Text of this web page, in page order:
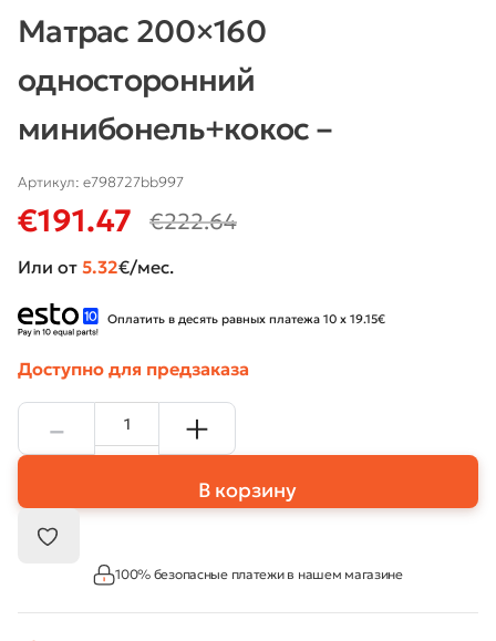
Матрас 200×160
односторонний
минибонель+кокос –
Артикул: e798727bb997
€191.47 €222.64
Или от 5.32€/мес.
Оплатить в десять равных платежа 10 x 19.15€
Доступно для предзаказа
В корзину
100% безопасные платежи в нашем магазине